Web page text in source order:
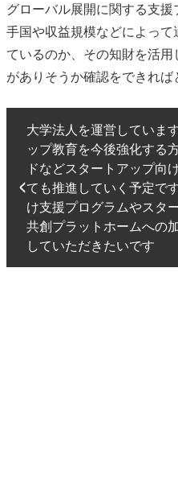
グローバル展開に関する支
手国や収益規模などによっ
ているのか、その知財を活
がありそうか確認をできれば
大学法人を運営していま
ップ教育を今後強化する
ドなどスタートアップ向
ても推進していく予定で
け支援プログラムやスタ
共創プラットホームへの
していただきたいです